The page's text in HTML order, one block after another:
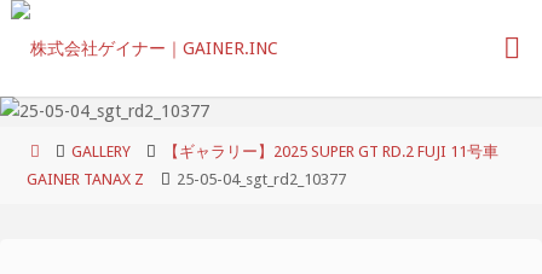
コ
ン
ホ
ー
GALLERY
【ギャラリー】2025 SUPER GT RD.2 FUJI 11号車
GAINER TANAX Z
25-05-04_sgt_rd2_10377